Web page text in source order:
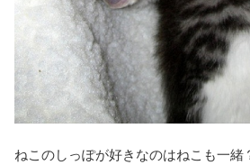
ねこのしっぽが好きなのはねこも一緒